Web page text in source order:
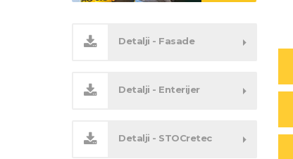
Detalji - Fasade
Detalji - Enterijer
Detalji - STOCretec